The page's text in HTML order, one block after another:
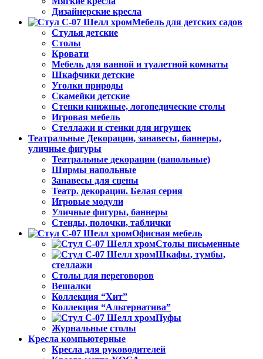
Дизайнерские кресла
Мебель для детских садов
Стулья детские
Столы
Кровати
Мебель для ванной и туалетной комнаты
Шкафчики детские
Уголки природы
Скамейки детские
Стенки книжные, логопедические столы
Игровая мебель
Стеллажи и стенки для игрушек
Театральные Декорации, занавесы, баннеры,
уличные фигуры
Театральные декорации (напольные)
Ширмы напольные
Занавесы для сцены
Театр. декорации. Белая серия
Игровые модули
Уличные фигуры, баннеры
Стенды, полочки, таблички
Офисная мебель
Столы письменные
Шкафы, тумбы,
стеллажи
Столы для переговоров
Вешалки
Коллекция “Хит”
Коллекция “Альтернатива”
Пуфы
Журнальные столы
Кресла компьютерные
Кресла для руководителей